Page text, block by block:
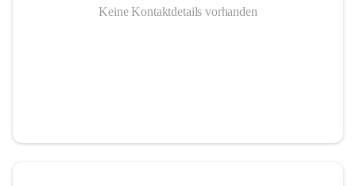
Keine Kontaktdetails vorhanden